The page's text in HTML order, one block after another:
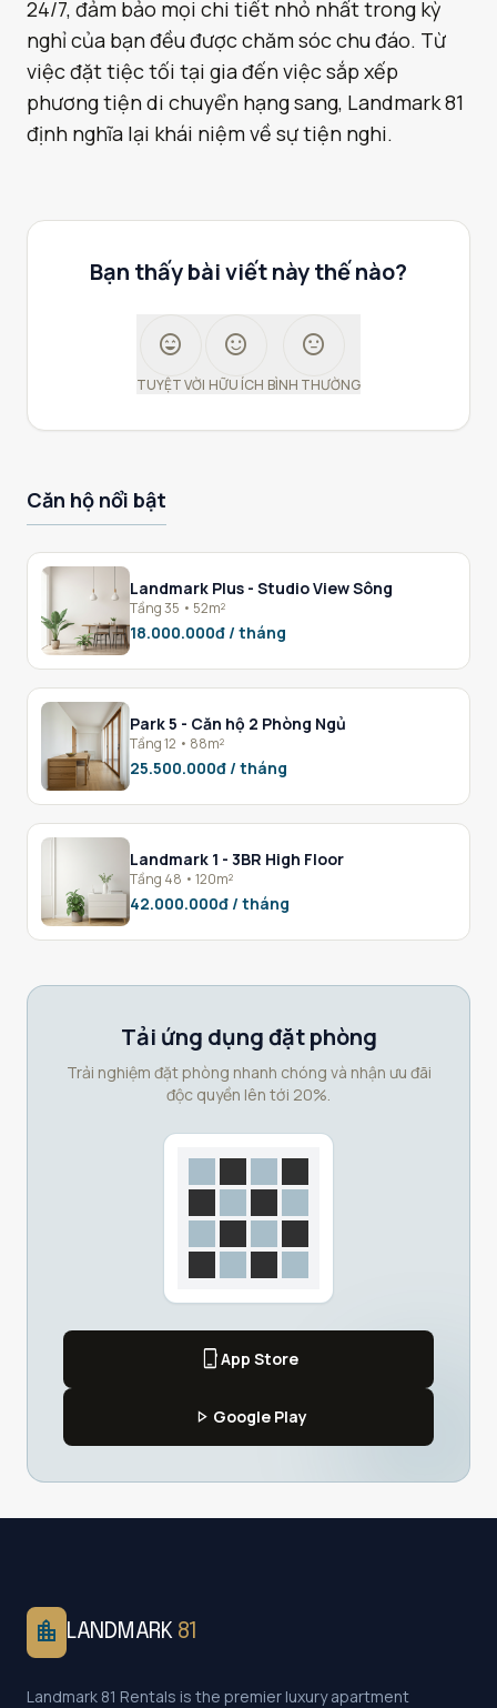
24/7, đảm bảo mọi chi tiết nhỏ nhất trong kỳ
nghỉ của bạn đều được chăm sóc chu đáo. Từ
việc đặt tiệc tối tại gia đến việc sắp xếp
phương tiện di chuyển hạng sang, Landmark 81
định nghĩa lại khái niệm về sự tiện nghi.
Bạn thấy bài viết này thế nào?
sentiment_very_satisfied
TUYỆT VỜI
sentiment_satisfied
HỮU ÍCH
sentiment_neutral
BÌNH THƯỜNG
Căn hộ nổi bật
Landmark Plus - Studio View Sông
Tầng 35 • 52m²
18.000.000đ / tháng
Park 5 - Căn hộ 2 Phòng Ngủ
Tầng 12 • 88m²
25.500.000đ / tháng
Landmark 1 - 3BR High Floor
Tầng 48 • 120m²
42.000.000đ / tháng
Tải ứng dụng đặt phòng
Trải nghiệm đặt phòng nhanh chóng và nhận ưu đãi
độc quyền lên tới 20%.
phone_iphoneApp Store
play_arrow Google Play
location_city LANDMARK 81
Landmark 81 Rentals is the premier luxury apartment